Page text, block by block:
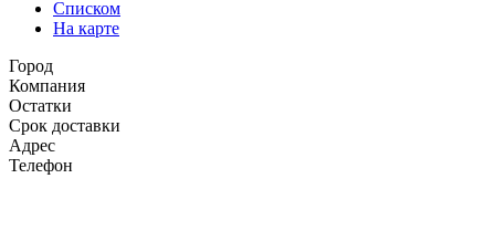
Списком
На карте
Город
Компания
Остатки
Срок доставки
Адрес
Телефон